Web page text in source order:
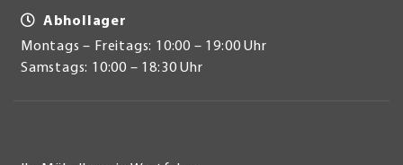
Abhollager
Montags – Freitags: 10:00 – 19:00 Uhr
Samstags: 10:00 – 18:30 Uhr